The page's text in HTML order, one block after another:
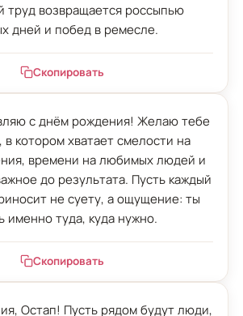
труд возвращается россыпью
дней и побед в ремесле.
Скопировать
с днём рождения! Желаю тебе
в котором хватает смелости на
времени на любимых людей и
до результата. Пусть каждый
не суету, а ощущение: ты
именно туда, куда нужно.
Скопировать
Остап! Пусть рядом будут люди,